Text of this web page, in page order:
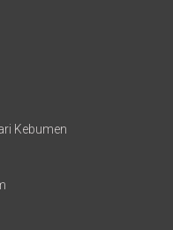
Kebumen